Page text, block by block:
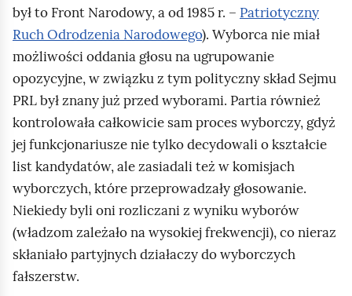
d
był to Front Narodowy, a od 1985 r. – Patriotyczny
Ruch Odrodzenia Narodowego). Wyborca nie miał
możliwości oddania głosu na ugrupowanie
opozycyjne, w związku z tym polityczny skład Sejmu
PRL był znany już przed wyborami. Partia również
kontrolowała całkowicie sam proces wyborczy, gdyż
jej funkcjonariusze nie tylko decydowali o kształcie
list kandydatów, ale zasiadali też w komisjach
wyborczych, które przeprowadzały głosowanie.
Niekiedy byli oni rozliczani z wyniku wyborów
(władzom zależało na wysokiej frekwencji), co nieraz
skłaniało partyjnych działaczy do wyborczych
fałszerstw.